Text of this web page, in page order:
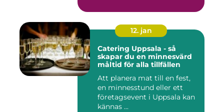
12. jan
Catering Uppsala - så
skapar du en minnesvärd
måltid för alla tillfällen
Att planera mat till en fest,
en minnesstund eller ett
företagsevent i Uppsala kan
kännas ...